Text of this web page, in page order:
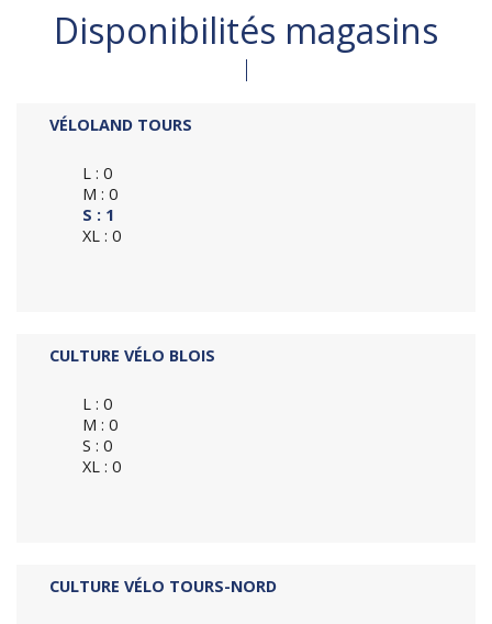
Disponibilités magasins
VÉLOLAND TOURS
L : 0
M : 0
S : 1
XL : 0
CULTURE VÉLO BLOIS
L : 0
M : 0
S : 0
XL : 0
CULTURE VÉLO TOURS-NORD